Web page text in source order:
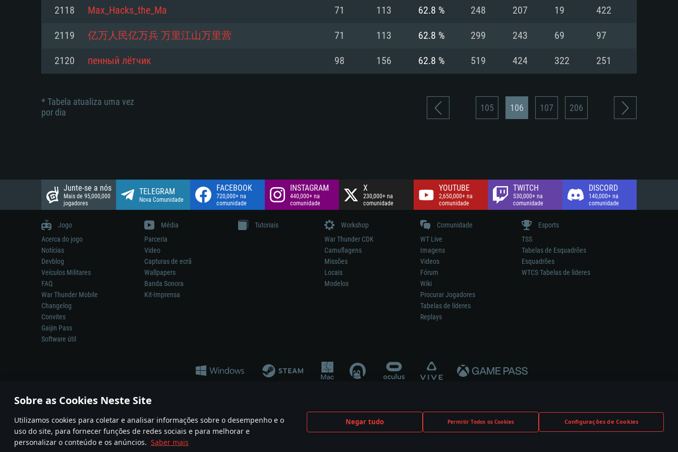
Sobre as Cookies Neste Site
Utilizamos cookies para coletar e analisar informações sobre o desempenho e o
uso do site, para fornecer funções de redes sociais e para melhorar e
personalizar o conteúdo e os anúncios. Saber mais
Negar tudo Permitir Todos os Cookies Configurações de Cookies
Disco: 23,1 GB
Network: Internet de banda larga.
Disco: 21,5 GB
Disco: 60,2 GB
Network: Internet de banda larga.
Disco: 21,5 GB
Network: Internet de banda larga.
Disco: 60,2 GB
2118 Max_Hacks_the_Ma 71 113 62.8 % 248 207 19 422
2119 亿万人民亿万兵 万里江山万里营 71 113 62.8 % 299 243 69 97
2120 пенный лётчик 98 156 62.8 % 519 424 322 251
* Tabela atualiza uma vez
por dia
105 106 107 206
Junte-se a nós
Mais de 95,000,000
jogadores
TELEGRAM
Nova Comunidade
FACEBOOK
720,000+ na
comunidade
INSTAGRAM
440,000+ na
comunidade
X
230,000+ na
comunidade
YOUTUBE
2,650,000+ na
comunidade
TWITCH
530,000+ na
comunidade
DISCORD
140,000+ na
comunidade
Jogo
Acerca do jogo
Notícias
Devblog
Veículos Militares
FAQ
War Thunder Mobile
Changelog
Convites
Gaijin Pass
Software útil
Média
Parceria
Video
Capturas de ecrã
Wallpapers
Banda Sonora
Kit-Imprensa
Tutoriais
Workshop
War Thunder CDK
Camuflagens
Missões
Locais
Modelos
Comunidade
WT Live
Imagens
Videos
Fórum
Wiki
Procurar Jogadores
Tabelas de líderes
Replays
Esports
TSS
Tabelas de Esquadrões
Esquadrões
WTCS Tabelas de líderes
A reprodução de qualquer sistema de armas ou veículo neste jogo não significa participação no desenvolvimento, patrocínio ou aval do respetivo construtor.
© 2011—2026 Gaijin Games Kft. All trademarks, logos and brand names are the property of their respective owners.
Termos e condições Termos de Serviço